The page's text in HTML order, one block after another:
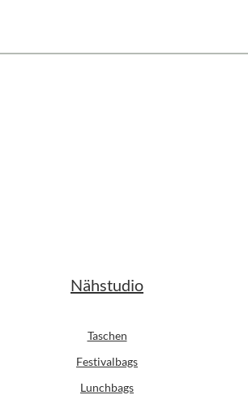
Nähstudio
Taschen
Festivalbags
Lunchbags